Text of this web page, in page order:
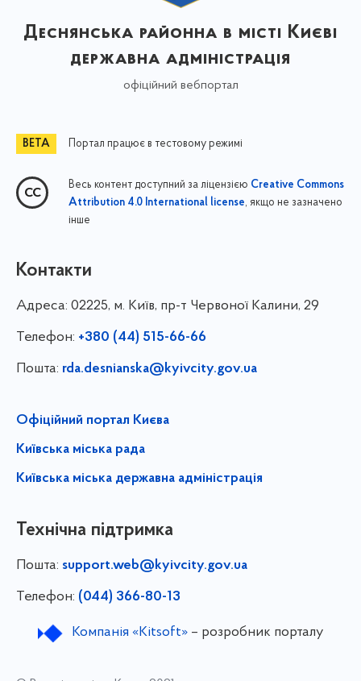
Деснянська районна в місті Києві
державна адміністрація
офіційний вебпортал
Портал працює в тестовому режимі
Весь контент доступний за ліцензією Creative Commons
Attribution 4.0 International license, якщо не зазначено
інше
Контакти
Адреса: 02225, м. Київ, пр-т Червоної Калини, 29
Телефон: +380 (44) 515-66-66
Пошта: rda.desnianska@kyivcity.gov.ua
Офіційний портал Києва
Київська міська рада
Київська міська державна адміністрація
Технічна підтримка
Пошта: support.web@kyivcity.gov.ua
Телефон: (044) 366-80-13
Компанія «Kitsoft»– розробник порталу